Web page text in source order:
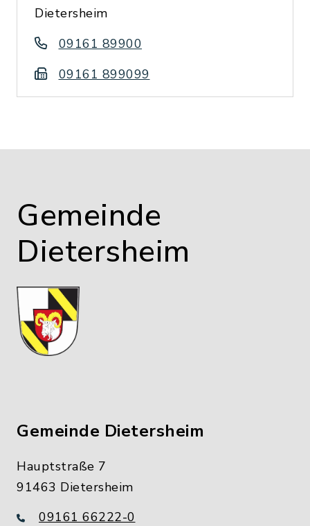
Dietersheim
09161 89900
09161 899099
Gemeinde
Dietersheim
Gemeinde Dietersheim
Hauptstraße 7
91463 Dietersheim
09161 66222-0